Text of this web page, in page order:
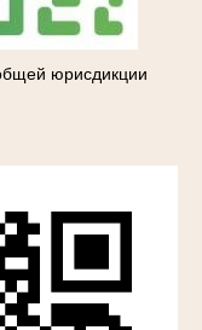
юрисдикции